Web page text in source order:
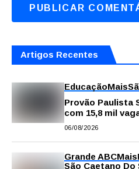
Artigos Recentes
EducaçãoMais
Provão Paulista
com 15,8 mil
público
06/08/2026
Grande ABCMais
São Caetano Do